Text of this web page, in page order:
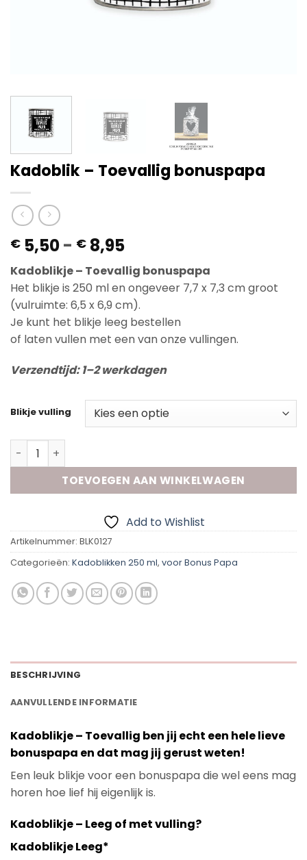
Kadoblik – Toevallig bonuspapa
€ 5,50- € 8,95Prijsklasse:
€ 5,50
tot
€ 8,95
Kadoblikje – Toevallig bonuspapa
Het blikje is 250 ml en ongeveer 7,7 x 7,3 cm groot
(vulruimte: 6,5 x 6,9 cm).
Je kunt het blikje leeg bestellen
of laten vullen met een van onze vullingen.
Verzendtijd: 1–2 werkdagen
Blikje vulling
Kadoblik - Toevallig bonuspapa aantal
TOEVOEGEN AAN WINKELWAGEN
Add to Wishlist
Artikelnummer: BLK0127
Categorieën: Kadoblikken 250 ml, voor Bonus Papa
BESCHRIJVING
AANVULLENDE INFORMATIE
Kadoblikje – Toevallig ben jij echt een hele lieve
bonuspapa en dat mag jij gerust weten!
Een leuk blikje voor een bonuspapa die wel eens mag
horen hoe lief hij eigenlijk is.
Kadoblikje – Leeg of met vulling?
Kadoblikje Leeg*